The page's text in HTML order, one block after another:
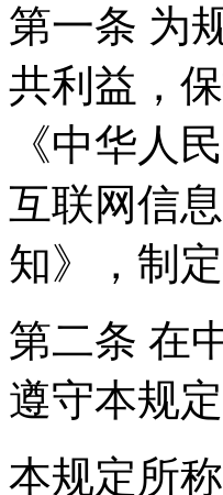
第一条 为
共利益，
《中华人
互联网信
知》，制定
第二条 在
遵守本规定
本规定所